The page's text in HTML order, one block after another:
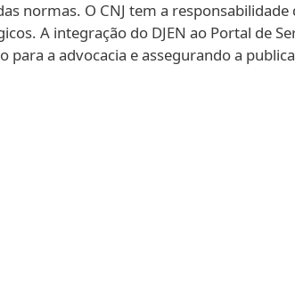
normas. O CNJ tem a
A integração do DJEN ao Portal de
a advocacia e assegurando a